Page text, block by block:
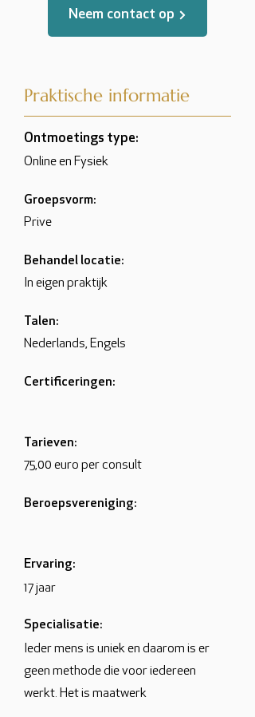
Neem contact op
Praktische informatie
Ontmoetings type:
Online en Fysiek
Groepsvorm:
Prive
Behandel locatie:
In eigen praktijk
Talen:
Nederlands, Engels
Certificeringen:
Tarieven:
75,00 euro per consult
Beroepsvereniging:
Ervaring:
17 jaar
Specialisatie:
Ieder mens is uniek en daarom is er
geen methode die voor iedereen
werkt. Het is maatwerk